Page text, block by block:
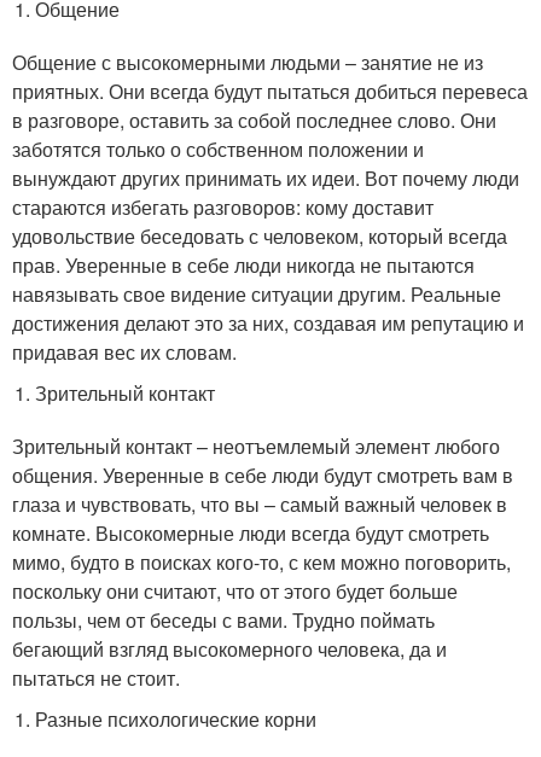
Общение
Общение с высокомерными людьми – занятие не из
приятных. Они всегда будут пытаться добиться перевеса
в разговоре, оставить за собой последнее слово. Они
заботятся только о собственном положении и
вынуждают других принимать их идеи. Вот почему люди
стараются избегать разговоров: кому доставит
удовольствие беседовать с человеком, который всегда
прав. Уверенные в себе люди никогда не пытаются
навязывать свое видение ситуации другим. Реальные
достижения делают это за них, создавая им репутацию и
придавая вес их словам.
Зрительный контакт
Зрительный контакт – неотъемлемый элемент любого
общения. Уверенные в себе люди будут смотреть вам в
глаза и чувствовать, что вы – самый важный человек в
комнате. Высокомерные люди всегда будут смотреть
мимо, будто в поисках кого-то, с кем можно поговорить,
поскольку они считают, что от этого будет больше
пользы, чем от беседы с вами. Трудно поймать
бегающий взгляд высокомерного человека, да и
пытаться не стоит.
Разные психологические корни